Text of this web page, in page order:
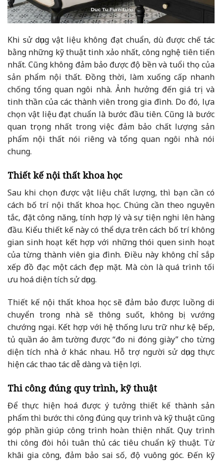
Khi sử dụng vật liệu không đạt chuẩn, dù được chế tác
bằng những kỹ thuật tinh xảo nhất, công nghệ tiên tiến
nhất. Cũng không đảm bảo được độ bền và tuổi thọ của
sản phẩm nội thất. Đồng thời, làm xuống cấp nhanh
chống tổng quan ngôi nhà. Ảnh hưởng đến giá trị và
tinh thần của các thành viên trong gia đình. Do đó, lựa
chọn vật liệu đạt chuẩn là bước đầu tiên. Cũng là bước
quan trọng nhất trong việc đảm bảo chất lượng sản
phẩm nội thất nói riêng và tổng quan ngôi nhà nói
chung.
Thiết kế nội thất khoa học
Sau khi chọn được vật liệu chất lượng, thì bạn cần có
cách bố trí nội thất khoa học. Chúng cần theo nguyên
tắc, đặt công năng, tính hợp lý và sự tiện nghi lên hàng
đầu. Kiểu thiết kế này có thể dựa trên cách bố trí không
gian sinh hoạt kết hợp với những thói quen sinh hoạt
của từng thành viên gia đình. Điều này không chỉ sắp
xếp đồ đạc một cách đẹp mặt. Mà còn là quá trình tối
ưu hoá diện tích sử dụng.
Thiết kế nội thất khoa học sẽ đảm bảo được luồng di
chuyển trong nhà sẽ thông suốt, không bị vướng
chướng ngại. Kết hợp với hệ thống lưu trữ như kệ bếp,
tủ quần áo âm tường được “đo ni đóng giày” cho từng
diện tích nhà ở khác nhau. Hỗ trợ người sử dụng thực
hiện các thao tác dễ dàng và tiện lợi.
Thi công đúng quy trình, kỹ thuật
Để thực hiện hoá được ý tưởng thiết kế thành sản
phẩm thì bước thi công đúng quy trình và kỹ thuật cũng
góp phần giúp công trình hoàn thiện nhất. Quy trình
thi công đòi hỏi tuân thủ các tiêu chuẩn kỹ thuật. Từ
khâi gia công, đảm bảo sai số, độ vuông góc. Đến kỹ